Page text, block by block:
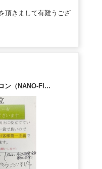
頂きまして有難うござ
ン（NANO-FI...